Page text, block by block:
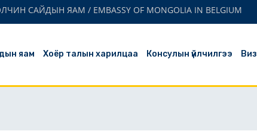
САЙДЫН ЯАМ / EMBASSY OF MONGOLIA IN BELGIUM
яам Хоёр талын харилцаа Консулын үйлчилгээ Виз